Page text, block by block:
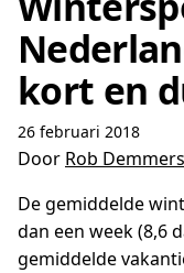
kort en
26 februari 2018
Door Rob Demmers
De gemiddelde
dan een week (8,6
gemiddelde